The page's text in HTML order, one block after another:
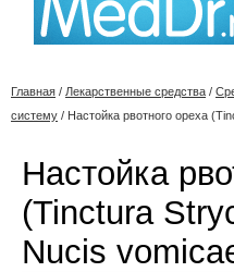
Главная / Лекарственные средства /
систему / Настойка рвотного ореха
Настойка
(Tinctura
Nucis